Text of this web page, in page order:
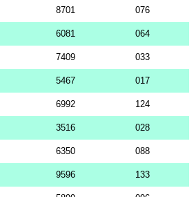
8701 076
6081 064
7409 033
5467 017
6992 124
3516 028
6350 088
9596 133